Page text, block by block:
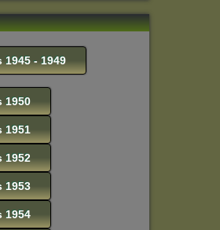
1945 - 1949
1950
1951
1952
1953
1954